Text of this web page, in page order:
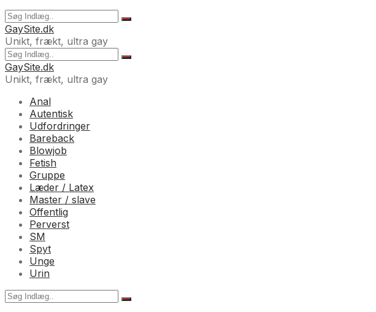
GaySite.dk
Unikt, frækt, ultra gay
GaySite.dk
Unikt, frækt, ultra gay
Anal
Autentisk
Udfordringer
Bareback
Blowjob
Fetish
Gruppe
Læder / Latex
Master / slave
Offentlig
Perverst
SM
Spyt
Unge
Urin